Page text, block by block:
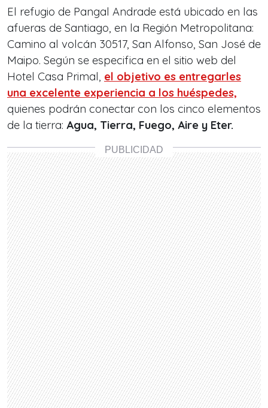
El refugio de Pangal Andrade está ubicado en las
afueras de Santiago, en la Región Metropolitana:
Camino al volcán 30517, San Alfonso, San José de
Maipo. Según se especifica en el sitio web del
Hotel Casa Primal, el objetivo es entregarles
una excelente experiencia a los huéspedes,
quienes podrán conectar con los cinco elementos
de la tierra: Agua, Tierra, Fuego, Aire y Eter.